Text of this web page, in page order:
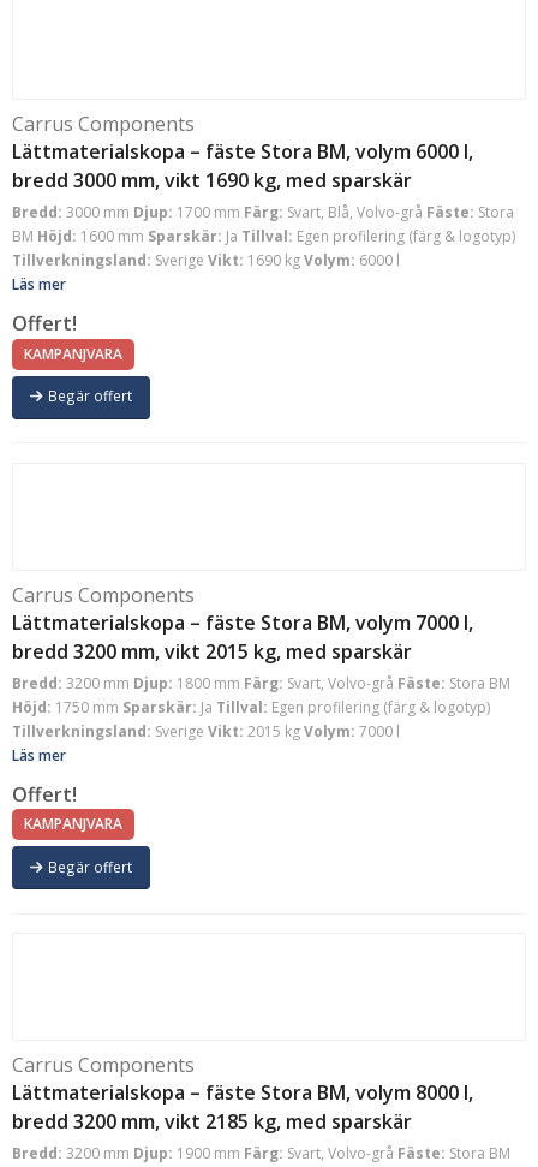
Carrus Components
Lättmaterialskopa – fäste Stora BM, volym 6000 l,
bredd 3000 mm, vikt 1690 kg, med sparskär
Bredd: 3000 mm Djup: 1700 mm Färg: Svart, Blå, Volvo-grå Fäste: Stora
BM Höjd: 1600 mm Sparskär: Ja Tillval: Egen profilering (färg & logotyp)
Tillverkningsland: Sverige Vikt: 1690 kgVolym: 6000 l
Läs mer
Offert!
KAMPANJVARA
Begär offert
Carrus Components
Lättmaterialskopa – fäste Stora BM, volym 7000 l,
bredd 3200 mm, vikt 2015 kg, med sparskär
Bredd: 3200 mm Djup: 1800 mm Färg: Svart, Volvo-grå Fäste: Stora BM
Höjd: 1750 mm Sparskär: Ja Tillval: Egen profilering (färg & logotyp)
Tillverkningsland: Sverige Vikt: 2015 kgVolym: 7000 l
Läs mer
Offert!
KAMPANJVARA
Begär offert
Carrus Components
Lättmaterialskopa – fäste Stora BM, volym 8000 l,
bredd 3200 mm, vikt 2185 kg, med sparskär
Bredd: 3200 mm Djup: 1900 mm Färg: Svart, Volvo-grå Fäste: Stora BM